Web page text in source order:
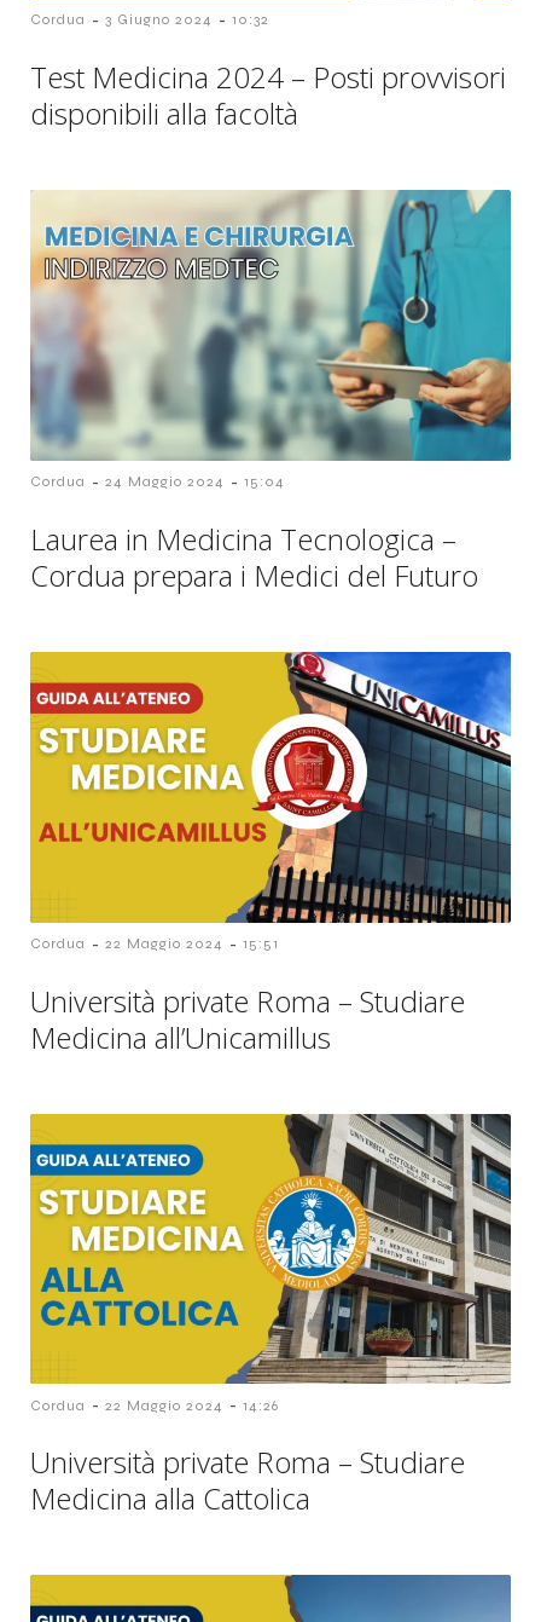
Cordua - 3 Giugno 2024 - 10:32
Test Medicina 2024 – Posti provvisori
disponibili alla facoltà
Cordua - 24 Maggio 2024 - 15:04
Laurea in Medicina Tecnologica –
Cordua prepara i Medici del Futuro
Cordua - 22 Maggio 2024 - 15:51
Università private Roma – Studiare
Medicina all’Unicamillus
Cordua - 22 Maggio 2024 - 14:26
Università private Roma – Studiare
Medicina alla Cattolica